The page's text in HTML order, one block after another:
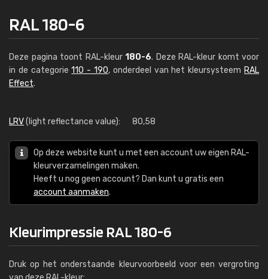
RAL 180-6
Deze pagina toont RAL-kleur 180-6. Deze RAL-kleur komt voor
in de categorie110 - 190, onderdeel van het kleursysteem RAL
Effect.
LRV(light reflectance value): 80,58
Op deze website kunt u met een account uw eigen RAL-
kleurverzamelingen maken.
Heeft u nog geen account? Dan kunt u gratis een
account aanmaken.
Kleurimpressie RAL 180-6
Druk op het onderstaande kleurvoorbeeld voor een vergroting